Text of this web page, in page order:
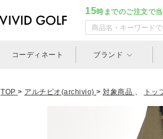
15時までのご注文で
コーディネート ブランド
TOP > アルチビオ(archivio) > 対象商品 、 トッ